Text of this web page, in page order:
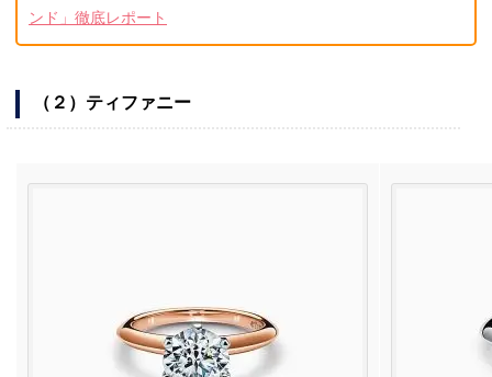
ンド」徹底レポート
（２）ティファニー